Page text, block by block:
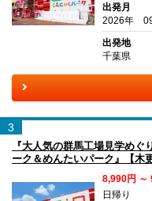
出発月
2026年
出発地
千葉県
3
『大人気の群馬工場見学め
ーク＆めんたいパーク』【木
8,990円 ～
日帰り